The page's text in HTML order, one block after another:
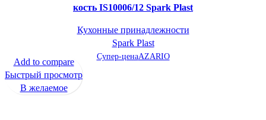
кость IS10006/12 Spark Plast
Кухонные принадлежности
Spark Plast
Супер-ценаAZARIO
Add to compare
Быстрый просмотр
В желаемое